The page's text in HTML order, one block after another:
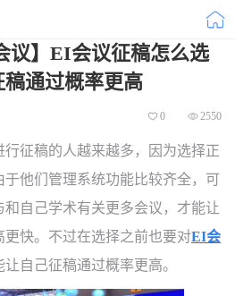
议】EI会议征稿怎么选
通过概率更高
0 2550
征稿的人越来越多，因为选择正
他们管理系统功能比较齐全，可
自己学术有关更多会议，才能让
更快。不过在选择之前也要对EI会
自己征稿通过概率更高。